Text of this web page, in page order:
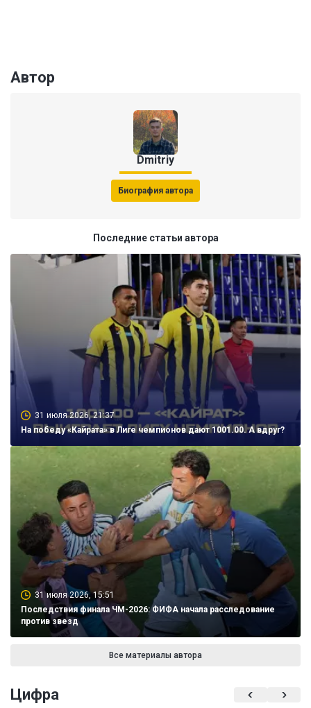
Автор
Dmitriy
Биография автора
Последние статьи автора
31 июля 2026, 21:37
На победу «Кайрата» в Лиге чемпионов дают 1001.00. А вдруг?
31 июля 2026, 15:51
Последствия финала ЧМ-2026: ФИФА начала расследование
против звезд
Все материалы автора
Цифра